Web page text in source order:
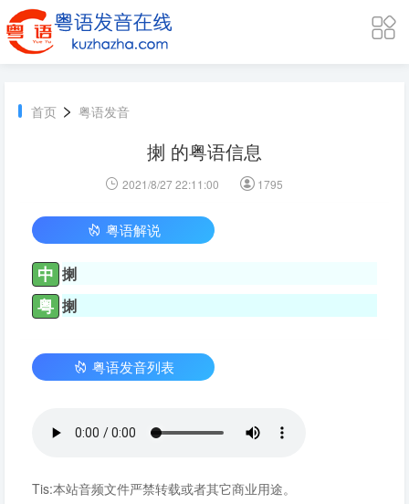
首页 > 粤语发音
揦 的粤语信息
2021/8/27 22:11:00 1795
粤语解说
中 揦
粤 揦
粤语发音列表
Tis:本站音频文件严禁转载或者其它商业用途。